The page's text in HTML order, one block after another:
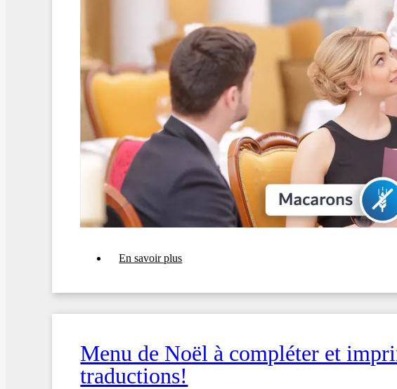
En savoir plus
de
avec
Saint-
Valentin
Menu de Noël à compléter et
traductions!